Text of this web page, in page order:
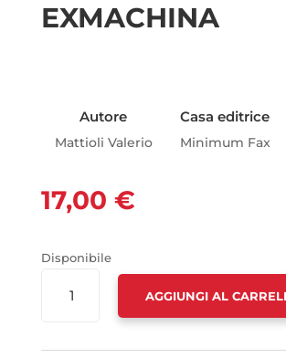
EXMACHINA
Autore
Mattioli Valerio
Casa editrice
Minimum Fax
17,00 €
Disponibile
QUANTITÀ
AGGIUNGI AL